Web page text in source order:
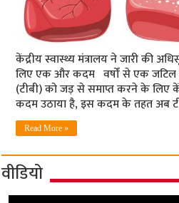
केंद्रीय स्वास्थ्य मंत्रालय ने जारी की
लिए एक और कदम वर्षों से एक जटिल
(टीबी) को जड़ से समाप्त करने के लिए
कदम उठाया है, इस कदम के तहत अब
Read More »
वीडियो